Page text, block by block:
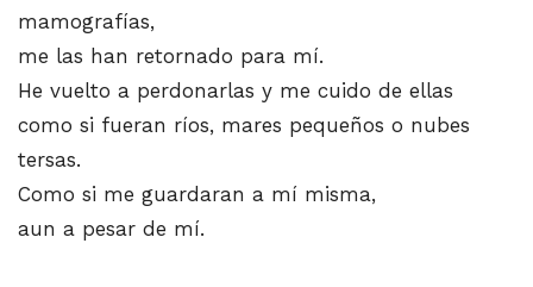
mamografías,
me las han retornado para mí.
He vuelto a perdonarlas y me cuido de ellas
como si fueran ríos, mares pequeños o nubes
tersas.
Como si me guardaran a mí misma,
aun a pesar de mí.